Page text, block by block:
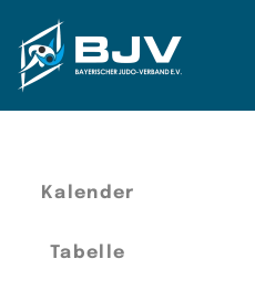
Zum Hauptinhalt springen
Kalender
Tabelle